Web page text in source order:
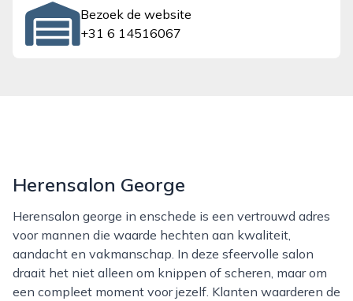
Bezoek de website
+31 6 14516067
Herensalon George
Herensalon george in enschede is een vertrouwd adres
voor mannen die waarde hechten aan kwaliteit,
aandacht en vakmanschap. In deze sfeervolle salon
draait het niet alleen om knippen of scheren, maar om
een compleet moment voor jezelf. Klanten waarderen de